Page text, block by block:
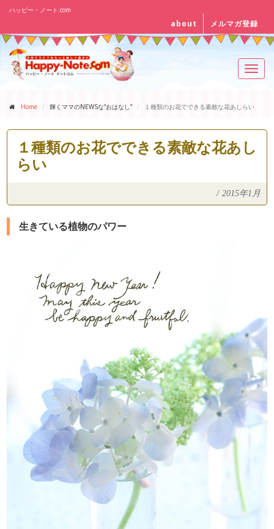
ハッピー・ノート.com
about メルマガ登録
Home 輝くママのNEWSな“おはなし” １種類のお花でできる素敵な花あしらい
１種類のお花でできる素敵な花あし
らい
/ 2015年1月
生きている植物のパワー